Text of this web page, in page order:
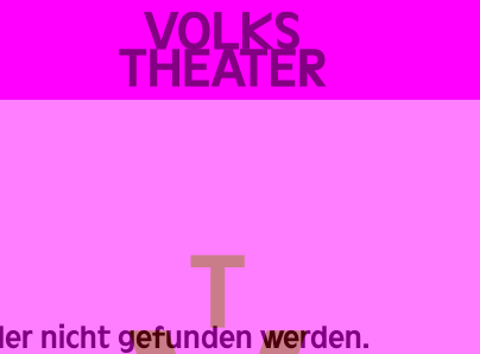
VOLKSTHEATER
WIEN
nicht gefunden werden.